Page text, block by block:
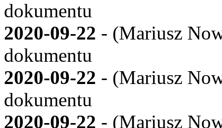
dokumentu
2020-09-22 - (Mariusz
dokumentu
2020-09-22 - (Mariusz
dokumentu
2020-09-22 - (Mariusz